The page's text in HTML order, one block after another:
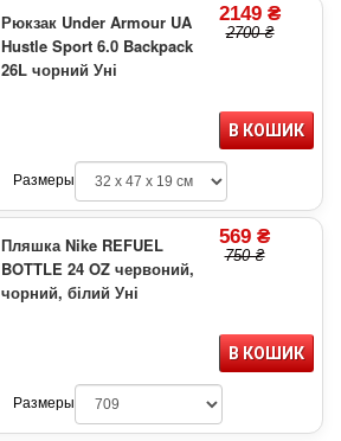
Рюкзак Under Armour UA
Hustle Sport 6.0 Backpack
26L чорний Уні
2149 ₴
2700 ₴
В КОШИК
Размеры
Пляшка Nike REFUEL
BOTTLE 24 OZ червоний,
чорний, білий Уні
569 ₴
750 ₴
В КОШИК
Размеры